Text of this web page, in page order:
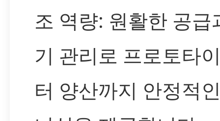
조 역량: 원활한 공급
기 관리로 프로토타
터 양산까지 안정적